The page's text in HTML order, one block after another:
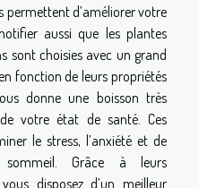
permettent d’améliorer votre
aussi que les plantes
sont choisies avec un grand
fonction de leurs propriétés
donne une boisson très
votre état de santé. Ces
le stress, l’anxiété et de
Grâce à leurs
disposez d’un meilleur